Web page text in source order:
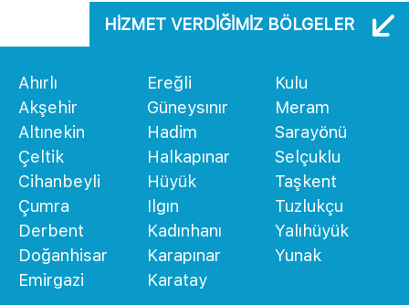
HIZMET VERDIĞIMIZ BÖLGELER
Ahırlı
Akşehir
Altınekin
Çeltik
Cihanbeyli
Çumra
Derbent
Doğanhisar
Emirgazi
Ereğli
Güneysınır
Hadim
Halkapınar
Hüyük
Ilgın
Kadınhanı
Karapınar
Karatay
Kulu
Meram
Sarayönü
Selçuklu
Taşkent
Tuzlukçu
Yalıhüyük
Yunak